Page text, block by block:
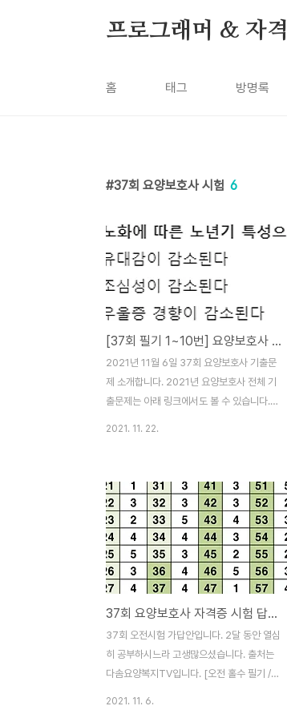
프로그래머 & 자
홈 태그 방명록
37회 요양보호사 시험 6
[37회 필기 1~10번] 요양보호사 기출문제 [오전 홀수] pdf
2021년 11월 6일 37회 요양보호사 기출문
제 소개합니다. 2021년 요양보호사 전체 기
출문제는 아래 링크에서도 볼 수 있습니다.
출문제 1~10번 1. 노화에 따른 노년기 특성
으로 옳은 것은? 1. 유대감이 감소된다 2. 조
심성이 감소된다 3. 우울증 경향이 감소된다
4. 정서적 의존성이 감소된다 5. 친근한 사물
에 대한 애착이 감소된다 2. 노인부양 문제의
개선 방안으로 옳은 것은? 1. 자녀에게 부양
부담을 부과한다 2. 노인 부양을 가족의 문제
로 한정한다 3. 소득재분배를 위해 기초연금
을 축소한다 4. 사회보험제도를 ..
2021. 11. 22.
37회 요양보호사 자격증 시험 답안 그림 - 오전 홀수
37회 오전시험 가답안입니다. 2달 동안 열심
히 공부하시느라 고생많으셨습니다. 출처는
다솜요양복지TV입니다. [오전 홀수 필기 /
2021. 11. 6.